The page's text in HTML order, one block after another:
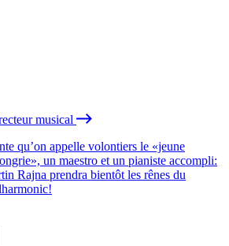
musical
qu’on appelle volontiers le «jeune
un maestro et un pianiste accompli:
Rajna prendra bientôt les rênes du